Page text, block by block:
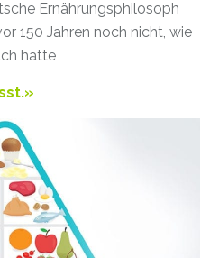
Ernährungsphilosoph
150 Jahren noch nicht, wie
hatte